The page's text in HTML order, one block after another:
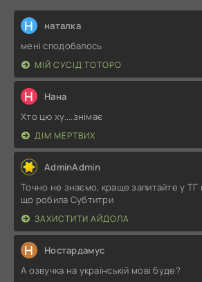
Н наталка
мені сподобалось
МІЙ СУСІД ТОТОРО
Н Нана
Хто цю ху....знімає
ДІМ МЕРТВИХ
AdminAdmin
Точно не знаємо, краще запитайте у ТГ
що робила Субтитри
ЗАХИСТИТИ АЙДОЛА
Н Ностардамус
А озвучка на українській мові буде?